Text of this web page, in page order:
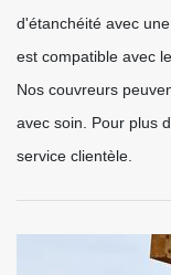
d'étanchéité avec
est compatible avec
Nos couvreurs
avec soin. Pour plus
service clientèle.